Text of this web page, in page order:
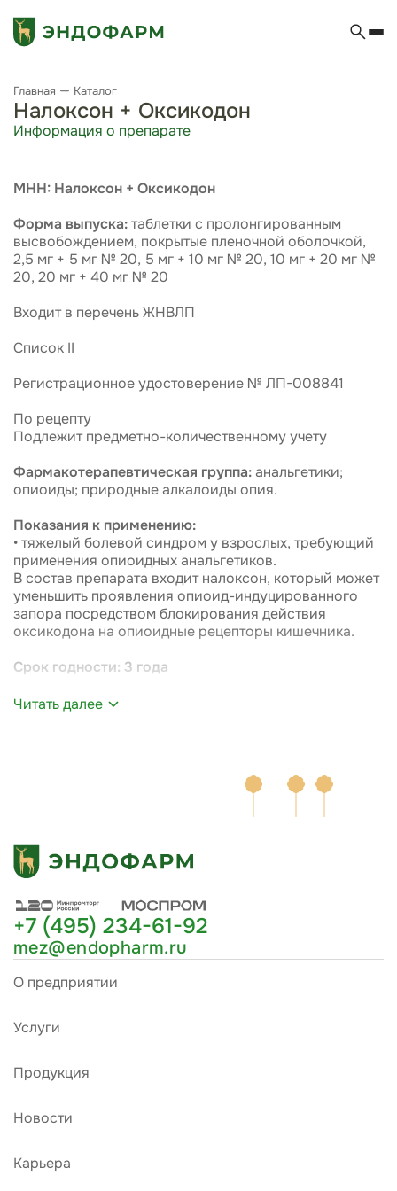
Главная Каталог
Налоксон + Оксикодон
Информация о препарате
МНН: Налоксон + Оксикодон
Форма выпуска:таблетки с пролонгированным
высвобождением, покрытые пленочной оболочкой,
2,5 мг + 5 мг № 20, 5 мг + 10 мг № 20, 10 мг + 20 мг №
20, 20 мг + 40 мг № 20
Входит в перечень ЖНВЛП
Список II
Регистрационное удостоверение № ЛП-008841
По рецепту
Подлежит предметно-количественному учету
Фармакотерапевтическая группа:анальгетики;
опиоиды; природные алкалоиды опия.
Показания к применению:
• тяжелый болевой синдром у взрослых, требующий
применения опиоидных анальгетиков.
В состав препарата входит налоксон, который может
уменьшить проявления опиоид-индуцированного
запора посредством блокирования действия
оксикодона на опиоидные рецепторы кишечника.
Срок годности: 3 года
Читать далее
+7 (495) 234-61-92
mez@endopharm.ru
О предприятии
Услуги
Продукция
Новости
Карьера